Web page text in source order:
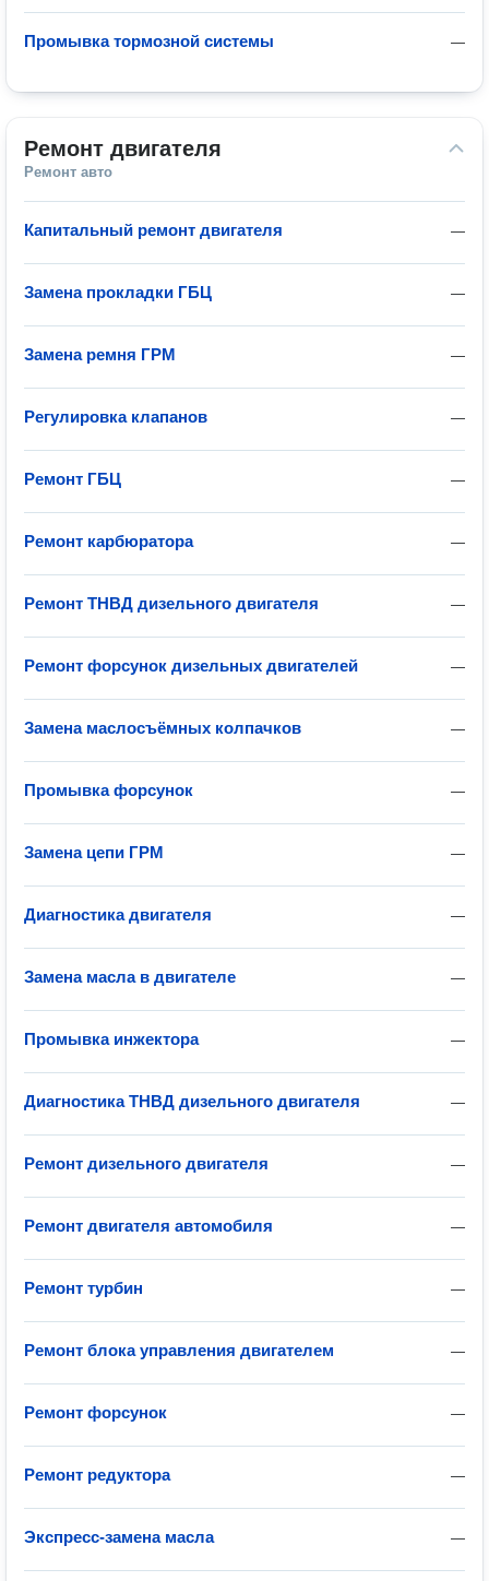
—
Промывка тормозной системы
Ремонт двигателя
Ремонт авто
—
Капитальный ремонт двигателя
—
Замена прокладки ГБЦ
—
Замена ремня ГРМ
—
Регулировка клапанов
—
Ремонт ГБЦ
—
Ремонт карбюратора
—
Ремонт ТНВД дизельного двигателя
—
Ремонт форсунок дизельных двигателей
—
Замена маслосъёмных колпачков
—
Промывка форсунок
—
Замена цепи ГРМ
—
Диагностика двигателя
—
Замена масла в двигателе
—
Промывка инжектора
—
Диагностика ТНВД дизельного двигателя
—
Ремонт дизельного двигателя
—
Ремонт двигателя автомобиля
—
Ремонт турбин
—
Ремонт блока управления двигателем
—
Ремонт форсунок
—
Ремонт редуктора
—
Экспресс-замена масла